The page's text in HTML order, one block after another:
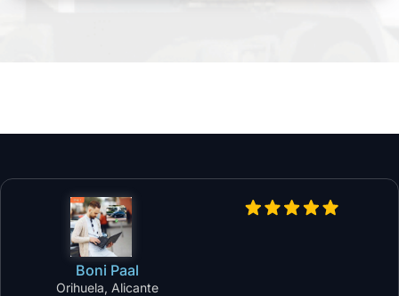
Boni Paal
Orihuela, Alicante